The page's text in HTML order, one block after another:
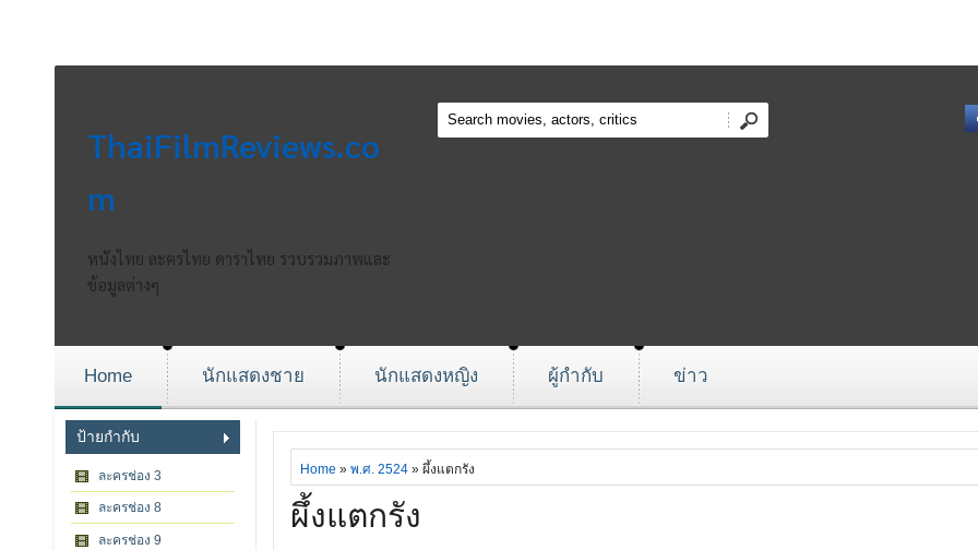
ThaiFilmReviews.co
m
หนังไทย ละครไทย ดาราไทย รวบรวมภาพและ
ข้อมูลต่างๆ
Home นักแสดงชาย นักแสดงหญิง ผู้กำกับ ข่าว
ป้ายกำกับ
ละครช่อง 3
ละครช่อง 8
ละครช่อง 9
Home » พ.ศ. 2524» ผึ้งแตกรัง
ผึ้งแตกรัง